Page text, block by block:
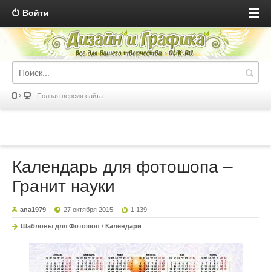
Войти
Полная версия сайта
Календарь для фотошопа –
Гранит науки
ana1979 27 октября 2015 1 139
Шаблоны для Фотошоп / Календари